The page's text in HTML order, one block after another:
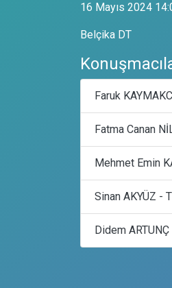
16 Mayıs 2024
Belçika DT
Faruk
Fatma Canan
Mehmet Emin
Sinan AKYÜZ -
Didem